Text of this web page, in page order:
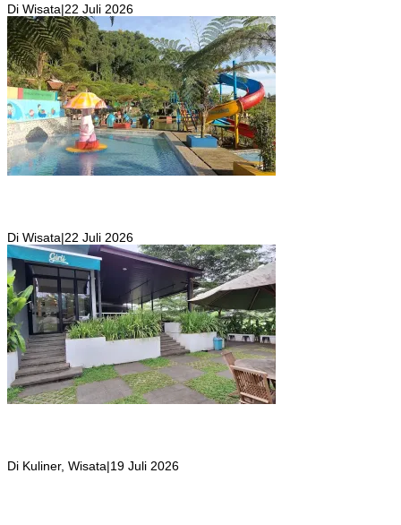
Di Wisata|22 Juli 2026
Di Wisata|22 Juli 2026
Di Kuliner, Wisata|19 Juli 2026